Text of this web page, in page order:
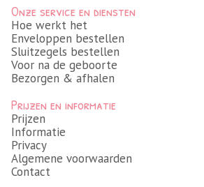
Onze service en diensten
Hoe werkt het
Enveloppen bestellen
Sluitzegels bestellen
Voor na de geboorte
Bezorgen & afhalen
Prijzen en informatie
Prijzen
Informatie
Privacy
Algemene voorwaarden
Contact